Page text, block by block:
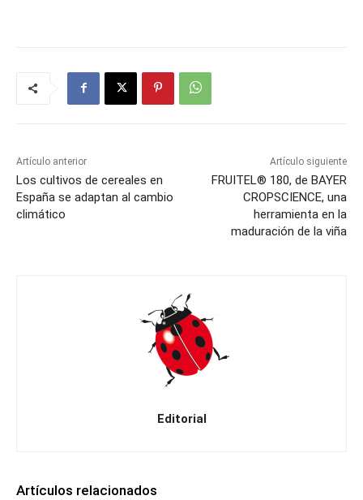
Artículo anterior
Los cultivos de cereales en
España se adaptan al cambio
climático
Artículo siguiente
FRUITEL® 180, de BAYER
CROPSCIENCE, una
herramienta en la
maduración de la viña
Editorial
Artículos relacionados